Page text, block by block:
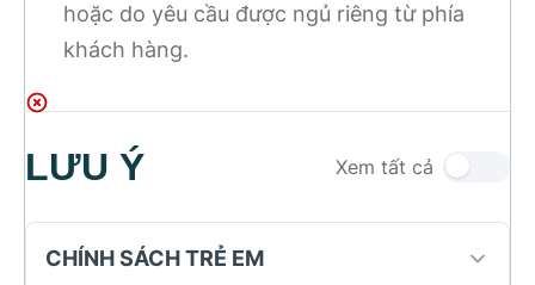
hoặc do yêu cầu được ngủ riêng từ phía
khách hàng.
LƯU Ý Xem tất cả
CHÍNH SÁCH TRẺ EM